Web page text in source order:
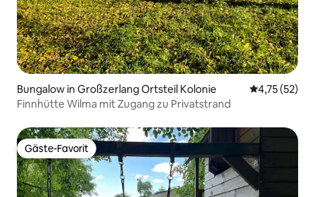
Bungalow in Großzerlang Ortsteil Kolonie
4,75 (52)
Finnhütte Wilma mit Zugang zu Privatstrand
Gäste-Favorit
Gäste-Favorit